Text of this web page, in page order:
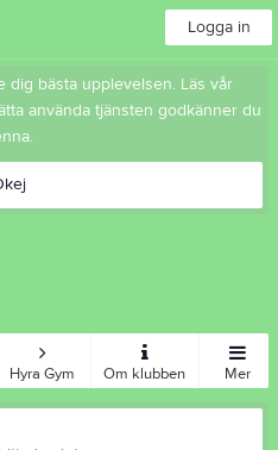
Logga in
bästa upplevelsen. Läs vår
använda tjänsten godkänner du
Hyra Gym Om klubben Mer